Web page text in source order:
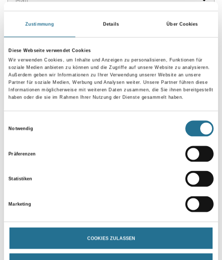
Zustimmung Details Über Cookies
Diese Webseite verwendet Cookies
Wir verwenden Cookies, um Inhalte und Anzeigen zu personalisieren, Funktionen für
soziale Medien anbieten zu können und die Zugriffe auf unsere Website zu analysieren.
Außerdem geben wir Informationen zu Ihrer Verwendung unserer Website an unsere
Partner für soziale Medien, Werbung und Analysen weiter. Unsere Partner führen diese
Informationen möglicherweise mit weiteren Daten zusammen, die Sie ihnen bereitgestellt
haben oder die sie im Rahmen Ihrer Nutzung der Dienste gesammelt haben.
Notwendig
Präferenzen
Statistiken
Marketing
COOKIES ZULASSEN
Gebinde
Umrechnungsfaktoren